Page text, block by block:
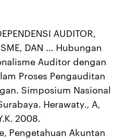
AUDITOR,
DAN … Hubungan
Auditor dengan
Proses Pengauditan
Simposium Nasional
Herawaty., A,
2008.
Pengetahuan Akuntan